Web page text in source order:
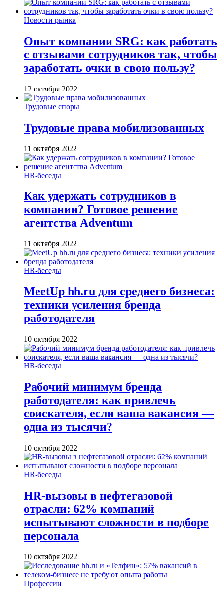
Новости рынка
Опыт компании SRG: как работать
с отзывами сотрудников так, чтобы
заработать очки в свою пользу?
12 октября 2022
Трудовые споры
Трудовые права мобилизованных
11 октября 2022
HR-беседы
Как удержать сотрудников в
компании? Готовое решение
агентства Adventum
11 октября 2022
HR-беседы
MeetUp hh.ru для среднего бизнеса:
техники усиления бренда
работодателя
10 октября 2022
HR-беседы
Рабочий минимум бренда
работодателя: как привлечь
соискателя, если ваша вакансия —
одна из тысячи?
10 октября 2022
HR-беседы
HR-вызовы в нефтегазовой
отрасли: 62% компаний
испытывают сложности в подборе
персонала
10 октября 2022
Профессии